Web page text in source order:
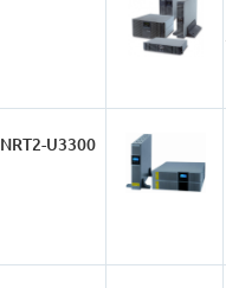
NRT2-U3300